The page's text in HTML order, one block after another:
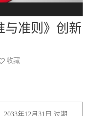
与准则》创新
收藏
年12月31日 过期